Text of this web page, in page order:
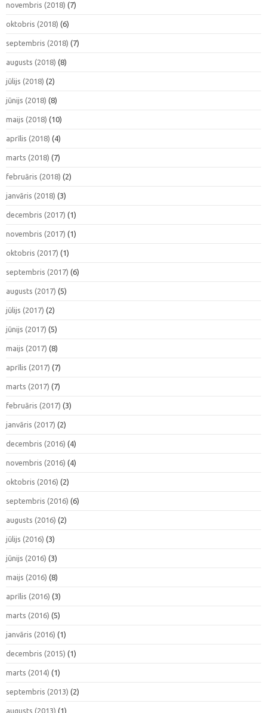
novembris (2018) (7)
oktobris (2018) (6)
septembris (2018) (7)
augusts (2018) (8)
jūlijs (2018) (2)
jūnijs (2018) (8)
maijs (2018) (10)
aprīlis (2018) (4)
marts (2018) (7)
februāris (2018) (2)
janvāris (2018) (3)
decembris (2017) (1)
novembris (2017) (1)
oktobris (2017) (1)
septembris (2017) (6)
augusts (2017) (5)
jūlijs (2017) (2)
jūnijs (2017) (5)
maijs (2017) (8)
aprīlis (2017) (7)
marts (2017) (7)
februāris (2017) (3)
janvāris (2017) (2)
decembris (2016) (4)
novembris (2016) (4)
oktobris (2016) (2)
septembris (2016) (6)
augusts (2016) (2)
jūlijs (2016) (3)
jūnijs (2016) (3)
maijs (2016) (8)
aprīlis (2016) (3)
marts (2016) (5)
janvāris (2016) (1)
decembris (2015) (1)
marts (2014) (1)
septembris (2013) (2)
augusts (2013) (1)